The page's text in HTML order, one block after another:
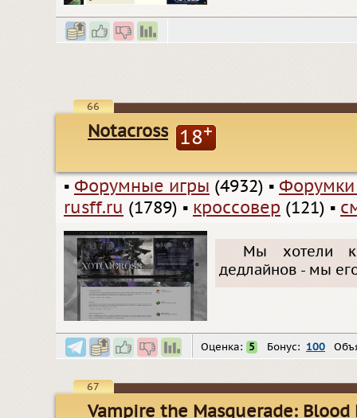
66
Notacross 18+
▪ Форумные игры (4932) ▪
rusff.ru (1789) ▪ кроссовер (121) ▪
Мы хотели
дедлайнов - мы
Оценка: 5 Бонус: 100
67
Vampire the Masquerade: Blood